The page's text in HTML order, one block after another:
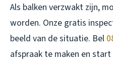
Als balken verzwakt zijn,
worden. Onze gratis
beeld van de situatie. Bel
afspraak te maken en